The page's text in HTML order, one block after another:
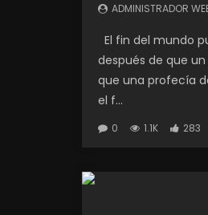
ADMINISTRADOR
El fin del mundo
después de que
que una profecía
el f...
0 1.1K 283